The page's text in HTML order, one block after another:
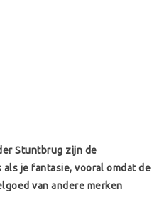
Stuntbrug zijn de
je fantasie, vooral omdat de
van andere merken